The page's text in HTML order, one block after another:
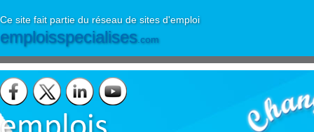
Ce site fait partie du réseau de sites d'emploi
emploisspecialises.com